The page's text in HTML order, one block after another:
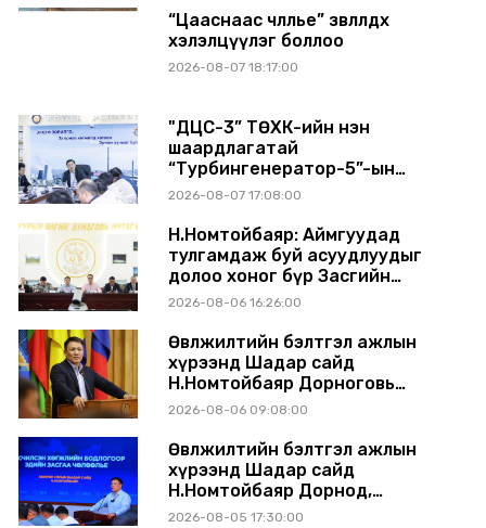
“Цааснаас чөлөөлье” зөвлөлдөх
хэлэлцүүлэг боллоо
2026-08-07 18:17:00
"ДЦС-3” ТӨХК-ийн нэн
шаардлагатай
“Турбингенератор-5”-ын
шинэчлэлийн төсвийг
2026-08-07 17:08:00
Н.Номтойбаяр: Аймгуудад
тулгамдаж буй асуудлуудыг
долоо хоног бүр Засгийн
газрын хуралдаанд
2026-08-06 16:26:00
Өвөлжилтийн бэлтгэл ажлын
хүрээнд Шадар сайд
Н.Номтойбаяр Дорноговь
аймагт ажиллав
2026-08-06 09:08:00
Өвөлжилтийн бэлтгэл ажлын
хүрээнд Шадар сайд
Н.Номтойбаяр Дорнод,
Сүхбаатар аймагт ажиллав
2026-08-05 17:30:00